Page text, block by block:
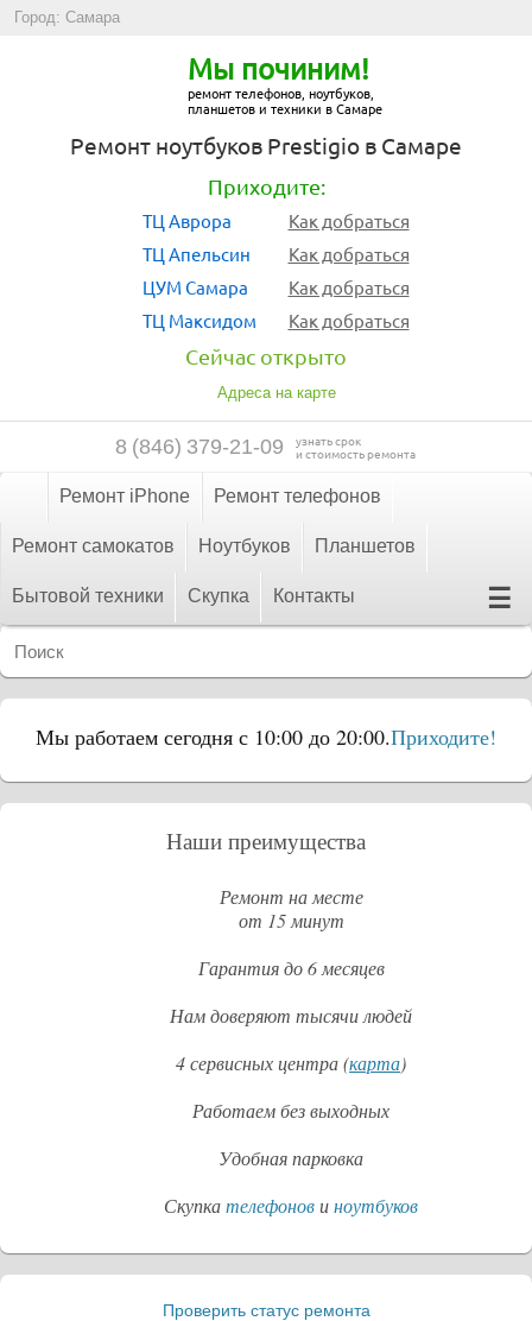
Город: Самара
Мы починим!
ремонт телефонов, ноутбуков,
планшетов и техники в Самаре
Ремонт ноутбуков Prestigio в Самаре
Приходите:
ТЦ Аврора
Как добраться
ТЦ Апельсин
Как добраться
ЦУМ Самара
Как добраться
ТЦ Максидом
Как добраться
Сейчас открыто
Адреса на карте
8 (846) 379-21-09 узнать срок
и стоимость ремонта
☰
Ремонт iPhone Ремонт телефонов
Ремонт самокатов Ноутбуков Планшетов
Бытовой техники Скупка Контакты
Мы работаем сегодня с 10:00 до 20:00.Приходите!
Наши преимущества
Ремонт на месте
от 15 минут
Гарантия до 6 месяцев
Нам доверяют тысячи людей
4 сервисных центра (карта)
Работаем без выходных
Удобная парковка
Скупкателефоновиноутбуков
Проверить статус ремонта